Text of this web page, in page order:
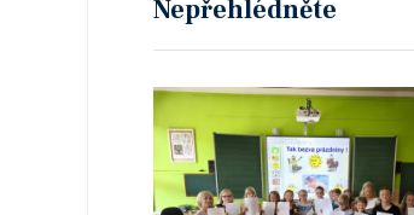
Nepřehlédněte